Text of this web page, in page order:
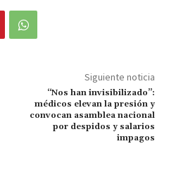
Siguiente noticia
“Nos han invisibilizado”:
médicos elevan la presión y
convocan asamblea nacional
por despidos y salarios
impagos